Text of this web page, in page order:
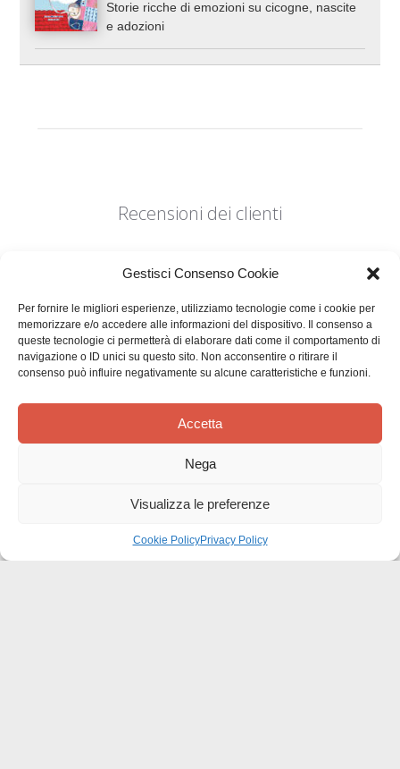
Gestisci Consenso Cookie
Per fornire le migliori esperienze, utilizziamo tecnologie come i cookie per
memorizzare e/o accedere alle informazioni del dispositivo. Il consenso a
queste tecnologie ci permetterà di elaborare dati come il comportamento di
navigazione o ID unici su questo sito. Non acconsentire o ritirare il
consenso può influire negativamente su alcune caratteristiche e funzioni.
Accetta
Nega
Visualizza le preferenze
Cookie PolicyPrivacy Policy
Storie ricche di emozioni su cicogne, nascite
e adozioni
Recensioni dei clienti
Siamo in cerca di stelle!
Sii il primo a scrivere una